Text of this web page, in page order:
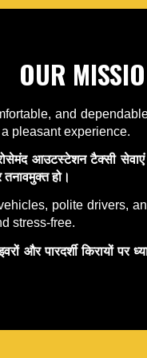
OUR
and
pleasant experience.
आउटस्टेशन टैक्सी सेवाएं
हो।
polite drivers,
stress-free.
और पारदर्शी किरायों पर